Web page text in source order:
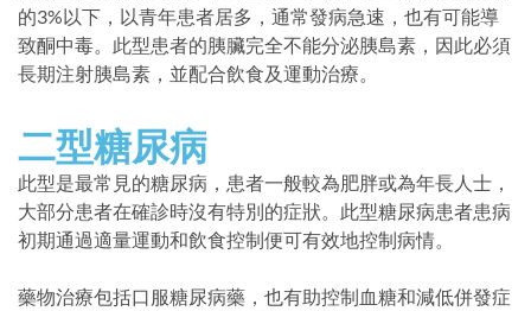
的3%以下，以青年患者居多，通常發病急速，也有可能導
致酮中毒。此型患者的胰臟完全不能分泌胰島素，因此必須
長期注射胰島素，並配合飲食及運動治療。
二型糖尿病
此型是最常見的糖尿病，患者一般較為肥胖或為年長人士，
大部分患者在確診時沒有特別的症狀。此型糖尿病患者患病
初期通過適量運動和飲食控制便可有效地控制病情。
藥物治療包括口服糖尿病藥，也有助控制血糖和減低併發症